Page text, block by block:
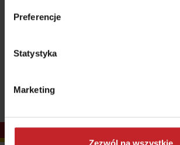
Preferencje
Statystyka
Marketing